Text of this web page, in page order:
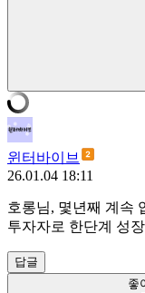
윈터바이브
26.01.04 18:11
호롱님, 몇년째 계속
투자자로 한단계 성
답글
좋